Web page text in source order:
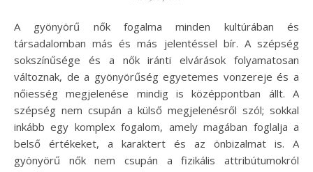
A gyönyörű nők fogalma minden kultúrában és
társadalomban más és más jelentéssel bír. A szépség
sokszínűsége és a nők iránti elvárások folyamatosan
változnak, de a gyönyörűség egyetemes vonzereje és a
nőiesség megjelenése mindig is középpontban állt. A
szépség nem csupán a külső megjelenésről szól; sokkal
inkább egy komplex fogalom, amely magában foglalja a
belső értékeket, a karaktert és az önbizalmat is. A
gyönyörű nők nem csupán a fizikális attribútumokról